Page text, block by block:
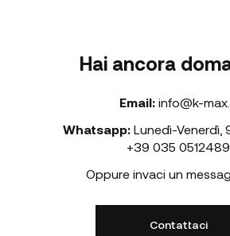
Hai ancora
Email: info@k-
Whatsapp: Lunedì-Venerdì
+39 035 0512489
Oppure invaci un
Contattaci